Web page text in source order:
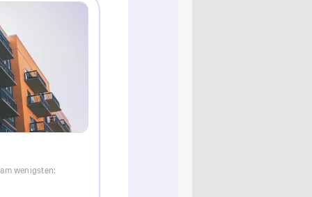
wenigsten: